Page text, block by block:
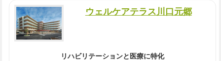
ウェルケアテラス川口元郷
リハビリテーションと医療に特化